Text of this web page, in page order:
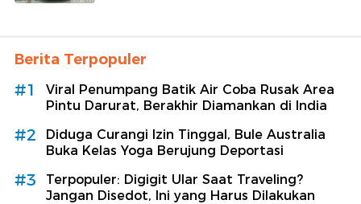
Berita Terpopuler
#1
Viral Penumpang Batik Air Coba Rusak Area
Pintu Darurat, Berakhir Diamankan di India
#2
Diduga Curangi Izin Tinggal, Bule Australia
Buka Kelas Yoga Berujung Deportasi
#3
Terpopuler: Digigit Ular Saat Traveling?
Jangan Disedot, Ini yang Harus Dilakukan